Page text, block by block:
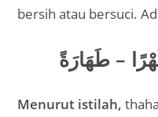
bersih atau bersuci.
– طَهَارَةً
Menurut istilah,